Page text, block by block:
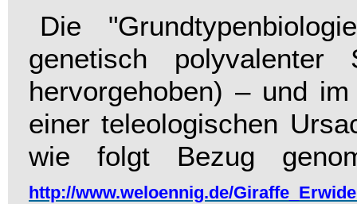
Die
genetisch
hervorgehoben) – und
einer teleologischen
wie folgt Bezug
http://www.weloennig.de/